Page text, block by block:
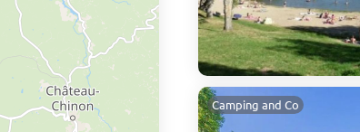
Camping and Co